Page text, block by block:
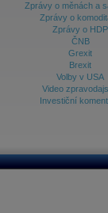
Zprávy o měnách a
Zprávy o
Zprávy o HDP
ČNB
Grexit
Brexit
Volby v USA
Video
Investiční